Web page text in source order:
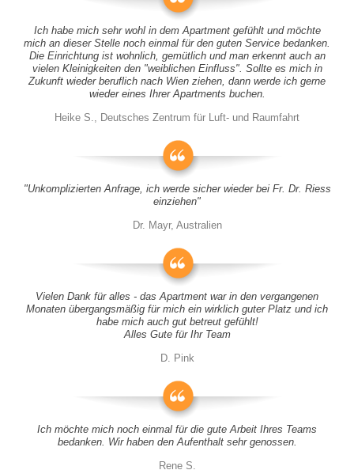
Ich habe mich sehr wohl in dem Apartment gefühlt und möchte
mich an dieser Stelle noch einmal für den guten Service bedanken.
Die Einrichtung ist wohnlich, gemütlich und man erkennt auch an
vielen Kleinigkeiten den "weiblichen Einfluss". Sollte es mich in
Zukunft wieder beruflich nach Wien ziehen, dann werde ich gerne
wieder eines Ihrer Apartments buchen.
Heike S., Deutsches Zentrum für Luft- und Raumfahrt
"Unkomplizierten Anfrage, ich werde sicher wieder bei Fr. Dr. Riess
einziehen"
Dr. Mayr, Australien
Vielen Dank für alles - das Apartment war in den vergangenen
Monaten übergangsmäßig für mich ein wirklich guter Platz und ich
habe mich auch gut betreut gefühlt!
Alles Gute für Ihr Team
D. Pink
Ich möchte mich noch einmal für die gute Arbeit Ihres Teams
bedanken. Wir haben den Aufenthalt sehr genossen.
Rene S.